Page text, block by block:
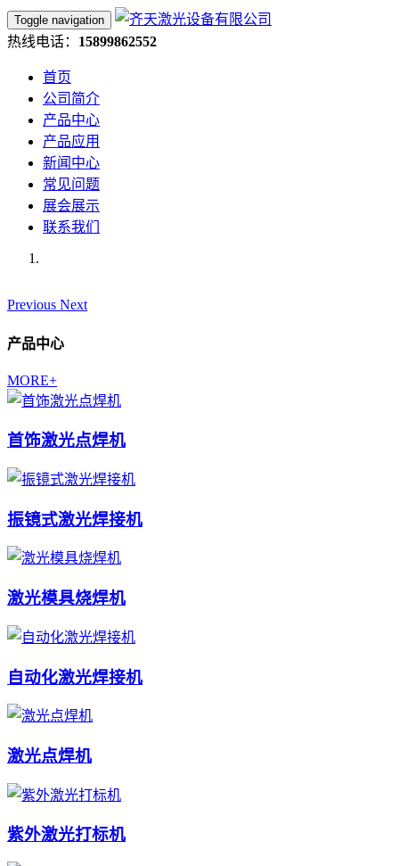
Toggle navigation
热线电话： 15899862552
首页
公司简介
产品中心
产品应用
新闻中心
常见问题
展会展示
联系我们
Previous Next
产品中心
MORE+
首饰激光点焊机
振镜式激光焊接机
激光模具烧焊机
自动化激光焊接机
激光点焊机
紫外激光打标机